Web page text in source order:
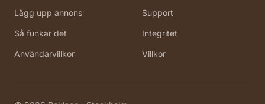
Lägg upp annons
Så funkar det
Användarvillkor
Support
Integritet
Villkor